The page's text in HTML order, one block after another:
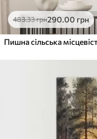
483.33грн290.00 грн